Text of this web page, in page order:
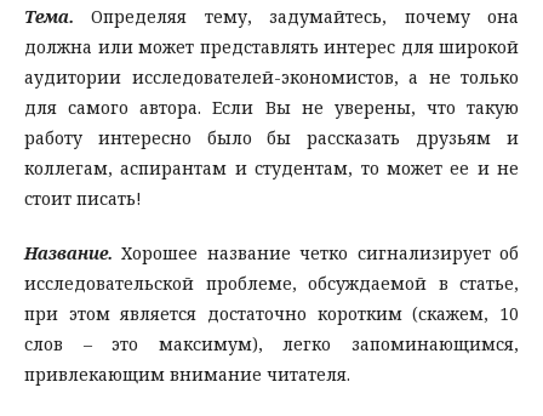
Тема. Определяя тему, задумайтесь, почему она
должна или может представлять интерес для широкой
аудитории исследователей-экономистов, а не только
для самого автора. Если Вы не уверены, что такую
работу интересно было бы рассказать друзьям и
коллегам, аспирантам и студентам, то может ее и не
стоит писать!
Название. Хорошее название четко сигнализирует об
исследовательской проблеме, обсуждаемой в статье,
при этом является достаточно коротким (скажем, 10
слов – это максимум), легко запоминающимся,
привлекающим внимание читателя.